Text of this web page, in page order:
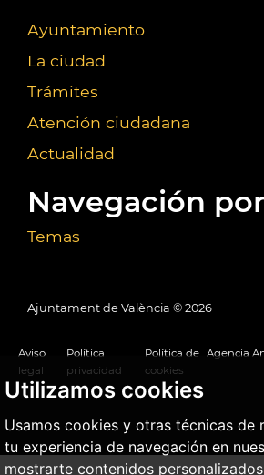
Utilizamos cookies
Usamos cookies y otras técnicas de
tu experiencia de navegación en
mostrarte contenidos
Ayuntamiento
La ciudad
Trámites
Atención ciudadana
Actualidad
Navegación
Temas
Ajuntament de València © 2026
Aviso
legal
Política
privacidad
Política de
cookies
Agencia